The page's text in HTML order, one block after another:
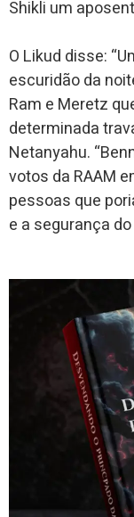
Shikli um
O Likud disse:
escuridão da
Ram e Meretz
determinada
Netanyahu.
votos da RAAM
pessoas que
e a segurança